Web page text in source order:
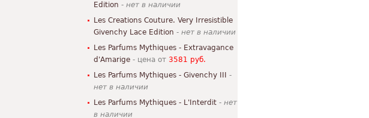
Edition - нет в наличии
Les Creations Couture. Very Irresistible
Givenchy Lace Edition - нет в наличии
Les Parfums Mythiques - Extravagance
d'Amarige - цена от 3581 руб.
Les Parfums Mythiques - Givenchy III
-
нет в наличии
Les Parfums Mythiques - L'Interdit - нет
в наличии